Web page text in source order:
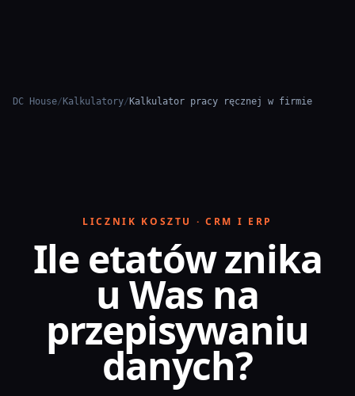
DC House/ Kalkulatory/ Kalkulator pracy ręcznej w firmie
LICZNIK KOSZTU · CRM I ERP
Ile etatów znika
u Was na
przepisywaniu
danych?